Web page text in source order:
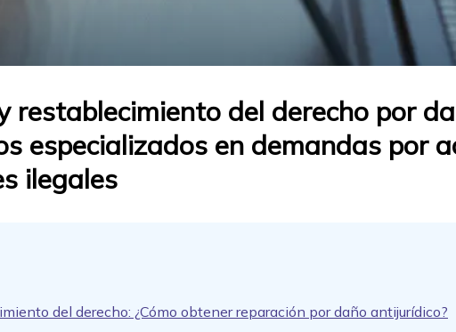
restablecimiento del derecho por
especializados en demandas por
ilegales
del derecho: ¿Cómo obtener reparación por daño antijurídico?